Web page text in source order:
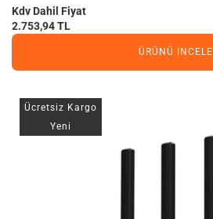
Kdv Dahil Fiyat
2.753,94 TL
ÜRÜNÜ İNCELE
Ücretsiz Kargo
Yeni